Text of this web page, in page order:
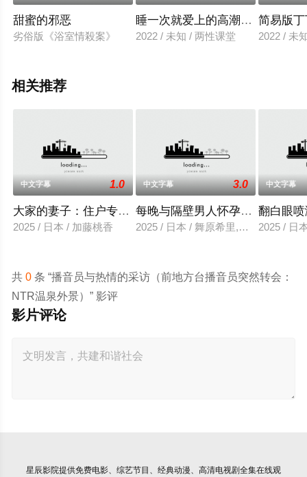
甜蜜的邪恶
劣俗版《浴室情殺案》
睡一次就爱上的高潮新宠
2022 / 未知 / 两性课堂
简易版
2022 / 未
相关推荐
中文字幕 1.0
大家的妻子：住户专用洞口
2025 / 日本 / 加藤桃香
中文字幕 3.0
每晚与隔壁男人怀孕性爱
2025 / 日本 / 舞原希里,佐川金二
中文字幕
翻白眼
2025 / 日
共 0条 “播音员与热情的采访（前地方台播音员突然转会：
NTR温泉外景）” 影评
影片评论
星辰影院提供免费电影、综艺节目、经典动漫、高清电视剧全集在线观